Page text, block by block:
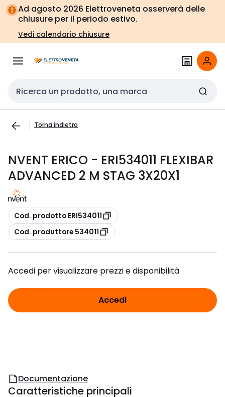
Vai alla
navigazione
Vai
alla
pagina
Ad agosto 2026 Elettroveneta osserverà delle
chiusure per il periodo estivo.
Vedi calendario chiusure
Cerca input
Torna indietro
NVENT ERICO - ERI534011 FLEXIBAR
ADVANCED 2 M STAG 3X20X1
copia
Cod. prodotto ERI534011
copia
Cod. produttore 534011
Accedi per visualizzare prezzi e disponibilità
Accedi
Documentazione
Caratteristiche principali